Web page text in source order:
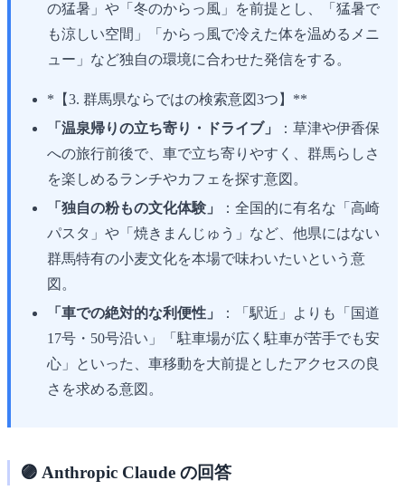
の猛暑」や「冬のからっ風」を前提とし、「猛暑で
も涼しい空間」「からっ風で冷えた体を温めるメニ
ュー」など独自の環境に合わせた発信をする。
*【3. 群馬県ならではの検索意図3つ】**
「温泉帰りの立ち寄り・ドライブ」
：草津や伊香保
への旅行前後で、車で立ち寄りやすく、群馬らしさ
を楽しめるランチやカフェを探す意図。
「独自の粉もの文化体験」
：全国的に有名な「高崎
パスタ」や「焼きまんじゅう」など、他県にはない
群馬特有の小麦文化を本場で味わいたいという意
図。
「車での絶対的な利便性」
：「駅近」よりも「国道
17号・50号沿い」「駐車場が広く駐車が苦手でも安
心」といった、車移動を大前提としたアクセスの良
さを求める意図。
🟣 Anthropic Claude の回答